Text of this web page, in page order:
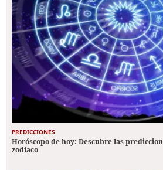
PREDICCIONES
Horóscopo de hoy: Descubre las
zodiaco